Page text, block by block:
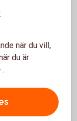
när du vill,
du är
.